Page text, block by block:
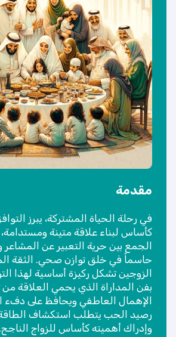
مقدمة
في رحلة الحياة المشتركة، يبرز
كأساس لبناء علاقة متينة
الجمع بين حرية التعبير عن
حاسماً في خلق توازن صحي. الثقة
الزوجين تشكل ركيزة أساسية لهذا
بفن المداراة الذي يحمي العلاقة من
الإهمال العاطفي ويحافظ على دفء
رصيد الحب يتطلب استكشاف
وإدراك أهميته كأساس للزواج